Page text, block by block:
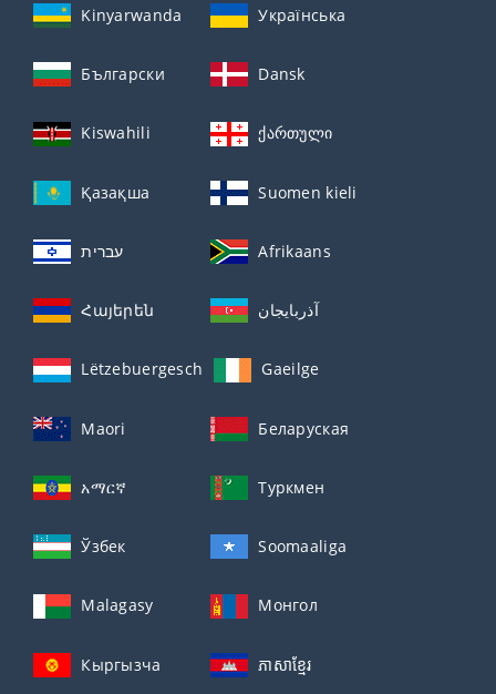
Kinyarwanda Українська
Български Dansk
Kiswahili ქართული
Қазақша Suomen kieli
עברית Afrikaans
Հայերեն آذربايجان
Lëtzebuergesch Gaeilge
Maori Беларуская
አማርኛ Туркмен
Ўзбек Soomaaliga
Malagasy Монгол
Кыргызча ភាសាខ្មែរ